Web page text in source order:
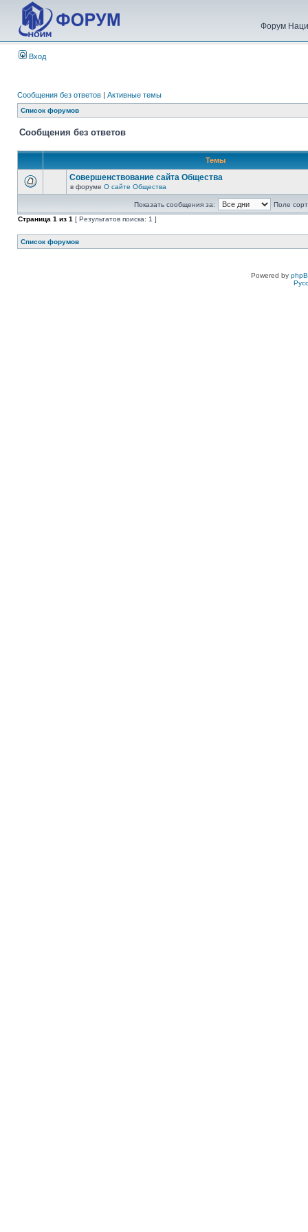
Форум
Вход
Сообщения без ответов | Активные темы
Список форумов
Сообщения без ответов
Темы
Совершенствование сайта Общества
в форуме О сайте Общества
Показать сообщения за:
Поле
Страница 1 из 1 [ Результатов поиска: 1 ]
Список форумов
Powered by